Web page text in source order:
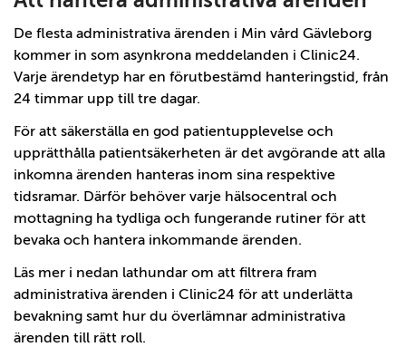
De flesta administrativa ärenden i Min vård Gävleborg
kommer in som asynkrona meddelanden i Clinic24.
Varje ärendetyp har en förutbestämd hanteringstid, från
24 timmar upp till tre dagar.
För att säkerställa en god patientupplevelse och
upprätthålla patientsäkerheten är det avgörande att alla
inkomna ärenden hanteras inom sina respektive
tidsramar. Därför behöver varje hälsocentral och
mottagning ha tydliga och fungerande rutiner för att
bevaka och hantera inkommande ärenden.
Läs mer i nedan lathundar om att filtrera fram
administrativa ärenden i Clinic24 för att underlätta
bevakning samt hur du överlämnar administrativa
ärenden till rätt roll.